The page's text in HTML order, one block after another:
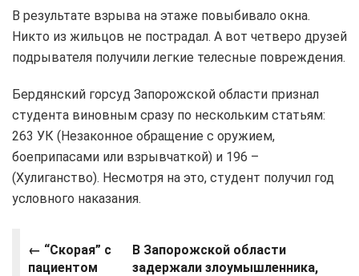
В результате взрыва на этаже повыбивало окна.
Никто из жильцов не пострадал. А вот четверо друзей
подрывателя получили легкие телесные повреждения.
Бердянский горсуд Запорожской области признал
студента виновным сразу по нескольким статьям:
263 УК (Незаконное обращение с оружием,
боеприпасами или взрывчаткой) и 196 –
(Хулиганство). Несмотря на это, студент получил год
условного наказания.
← “Скорая” с
пациентом
В Запорожской области
задержали злоумышленника,